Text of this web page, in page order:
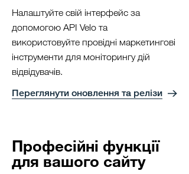
Професійні функції
для вашого сайту
Налаштуйте свій інтерфейс за
допомогою API Velo та
використовуйте провідні маркетингові
інструменти для моніторингу дій
відвідувачів.
Переглянути оновлення та релізи